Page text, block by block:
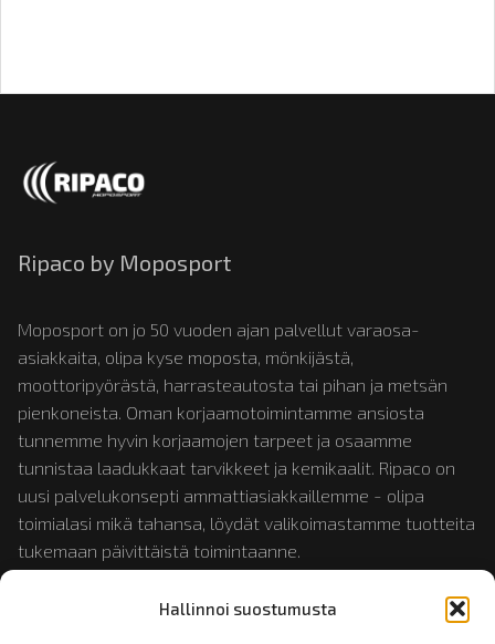
Hallinnoi suostumusta
Ripaco by Moposport
Moposport on jo 50 vuoden ajan palvellut varaosa-
asiakkaita, olipa kyse moposta, mönkijästä,
moottoripyörästä, harrasteautosta tai pihan ja metsän
pienkoneista. Oman korjaamotoimintamme ansiosta
tunnemme hyvin korjaamojen tarpeet ja osaamme
tunnistaa laadukkaat tarvikkeet ja kemikaalit. Ripaco on
uusi palvelukonsepti ammattiasiakkaillemme - olipa
toimialasi mikä tahansa, löydät valikoimastamme tuotteita
tukemaan päivittäistä toimintaanne.
mopotukku.fijamoposport.fi